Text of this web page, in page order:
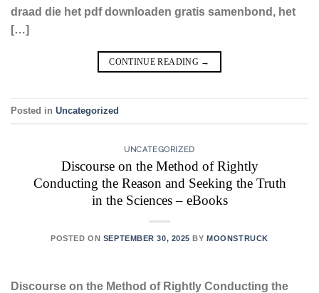
draad die het pdf downloaden gratis samenbond, het
[…]
CONTINUE READING →
Posted in Uncategorized
UNCATEGORIZED
Discourse on the Method of Rightly
Conducting the Reason and Seeking the Truth
in the Sciences – eBooks
POSTED ON SEPTEMBER 30, 2025 BYMOONSTRUCK
Discourse on the Method of Rightly Conducting the